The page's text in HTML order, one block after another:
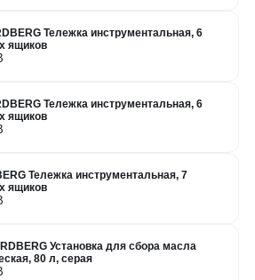
Тележка инструментальная, 6
ящиков
Тележка инструментальная, 6
ящиков
Тележка инструментальная, 7
ящиков
Установка для сбора масла
80 л, серая